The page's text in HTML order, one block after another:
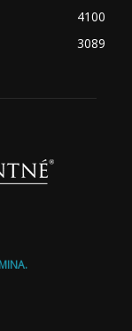
4100
3089